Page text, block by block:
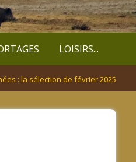
LOISIRS...
: la sélection de février 2025